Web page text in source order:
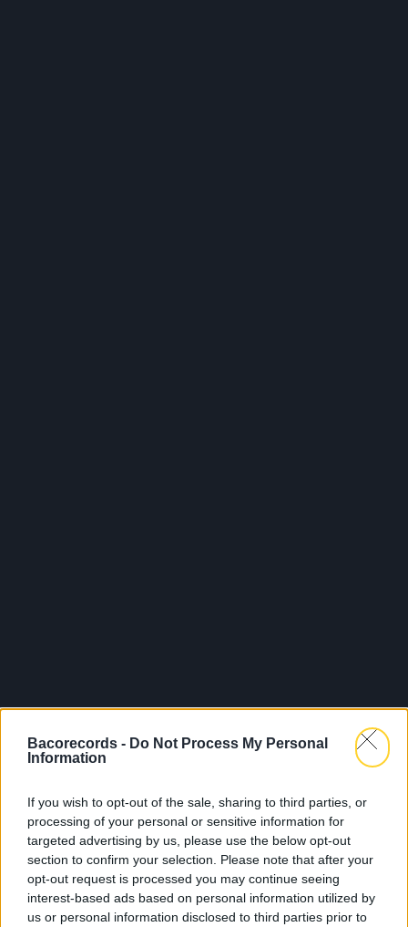
Bacorecords - Do Not Process My Personal
Information
If you wish to opt-out of the sale, sharing to third parties, or
processing of your personal or sensitive information for
targeted advertising by us, please use the below opt-out
section to confirm your selection. Please note that after your
opt-out request is processed you may continue seeing
interest-based ads based on personal information utilized by
us or personal information disclosed to third parties prior to